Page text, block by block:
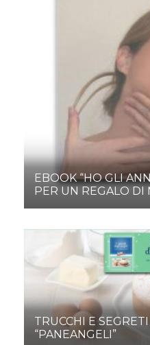
EBOOK “HO GLI
PER UN REGALO DI
TRUCCHI E
“PANEANGELI”